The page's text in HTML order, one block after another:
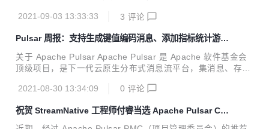
er 具备多种企业级存储平台功能，如支持持久、一致、容错地
应用于多种业务场景，例如为分布式系统提供高可用性或多副
本；在单个或多个集群间（多个数据中心）提供跨机器复制；
为消息系统（如 Apache Pulsar）提供存储服务；为流工作存
pache BookKeeper PMC 团队提...
2021-09-03 13:33:33 3 评论
Pulsar 周报：支持生成键值编码消息、添加指标统计游标
读写数量
关于 Apache Pulsar Apache Pulsar 是 Apache 软件基金会
顶级项目，是下一代云原生分布式消息流平台，集消息、存
计，支持多租户、持久化存储、多机房跨区域数据复制，具有
GitHub 地址：http://github.com/apache/pulsar/ 导语 各位
小伙伴们，Pulsar 社区周报更新来啦！ 本次 Pulsar 社区周
2021-08-30 13:34:09 0 评论
​祝贺 StreamNative 工程师付睿当选 Apache Pulsar Co
mmitter